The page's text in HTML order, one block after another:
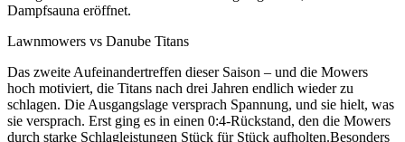
Dampfsauna eröffnet.
Lawnmowers vs Danube Titans
Das zweite Aufeinandertreffen dieser Saison – und die Mowers
hoch motiviert, die Titans nach drei Jahren endlich wieder zu
schlagen. Die Ausgangslage versprach Spannung, und sie hielt, was
sie versprach. Erst ging es in einen 0:4-Rückstand, den die Mowers
durch starke Schlagleistungen Stück für Stück aufholten.Besonders